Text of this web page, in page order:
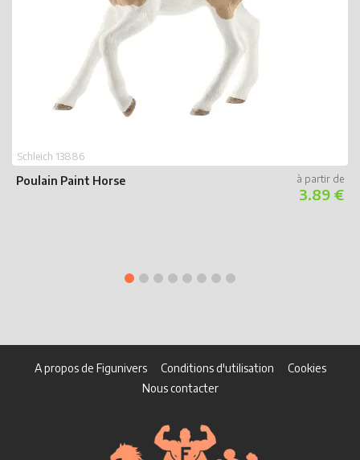
Poulain Paint Horse
Schleich 13886
3.89 €
A propos de Figunivers Conditions d'utilisation
Cookies
Nous contacter